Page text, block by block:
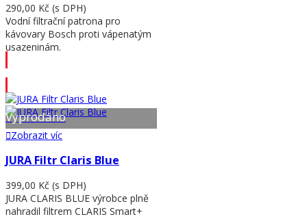
290,00 Kč (s DPH)
Vodní filtrační patrona pro
kávovary Bosch proti vápenatým
usazeninám.
Vyprodáno
Zobrazit víc
JURA Filtr Claris Blue
399,00 Kč (s DPH)
JURA CLARIS BLUE výrobce plně
nahradil filtrem CLARIS Smart+